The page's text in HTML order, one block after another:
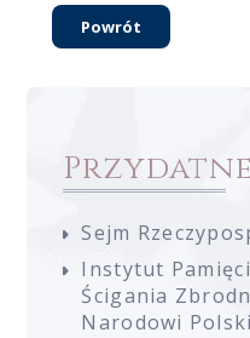
Powrót
Sejm
Instytut
Ścigania
Narodowi